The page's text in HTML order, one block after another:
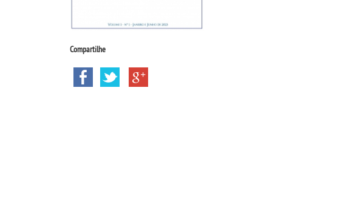
Compartilhe